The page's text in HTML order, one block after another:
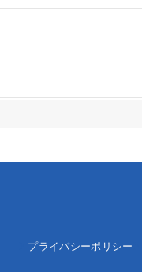
プライバシーポリシー